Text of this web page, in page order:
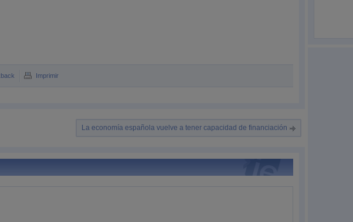
Imprimir
La economía española vuelve a tener capacidad de financiación